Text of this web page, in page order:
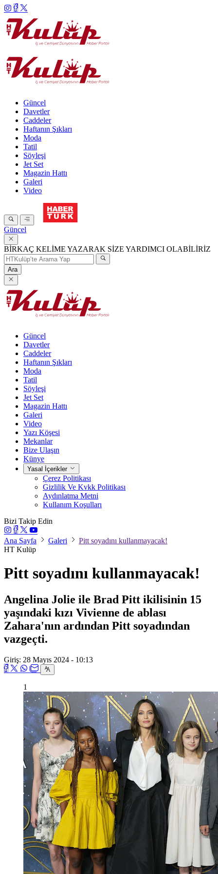
Güncel
Davetler
Caddeler
Haftanın Şıkları
Moda
Tatil
Söyleşi
Jet Set
Magazin Hattı
Galeri
Video
Güncel
BİRKAÇ KELİME YAZARAK SİZE YARDIMCI OLABİLİRİZ
Ara
Güncel
Davetler
Caddeler
Haftanın Şıkları
Moda
Tatil
Söyleşi
Jet Set
Magazin Hattı
Galeri
Video
Yazı Köşesi
Mekanlar
Bize Ulaşın
Künye
Yasal İçerikler
Çerez Politikası
Gizlilik Ve Kvkk Politikası
Aydınlatma Metni
Kullanım Koşulları
Bizi Takip Edin
Ana Sayfa Galeri
Pitt soyadını kullanmayacak!
HT Kulüp
Pitt soyadını kullanmayacak!
Angelina Jolie ile Brad Pitt ikilisinin 15
yaşındaki kızı Vivienne de ablası
Zahara'nın ardından Pitt soyadından
vazgeçti.
Giriş: 28 Mayıs 2024 - 10:13
1